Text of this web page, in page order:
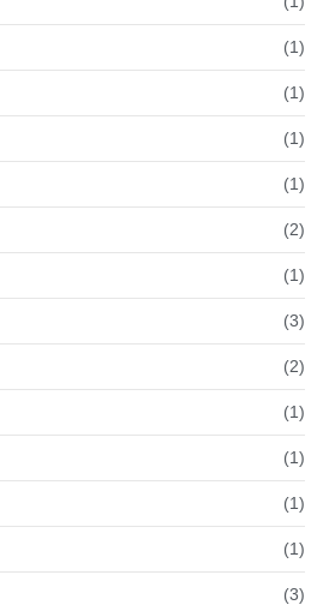
(1)
(1)
(1)
(1)
(2)
(1)
(3)
(2)
(1)
(1)
(1)
(1)
(3)